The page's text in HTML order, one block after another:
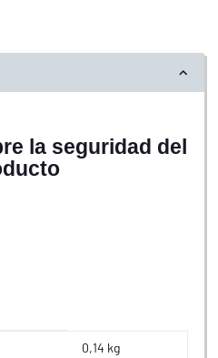
la seguridad del
0,14 kg